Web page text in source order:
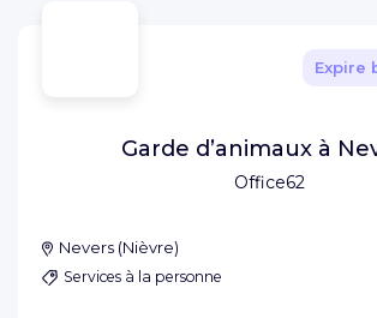
Office62
Expire
Garde d’animaux à
Nevers (Nièvre)
Services à la personne